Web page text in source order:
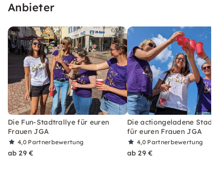
Anbieter
Die Fun-Stadtrallye für euren
Frauen JGA
4,0 Partnerbewertung
ab 29 €
Die actiongeladene
für euren Frauen JGA
4,0 Partnerbewertung
ab 29 €